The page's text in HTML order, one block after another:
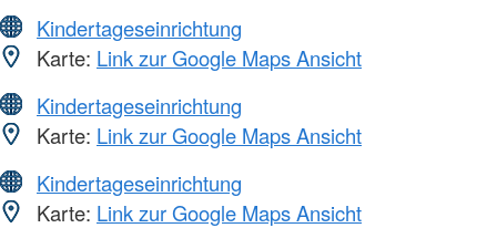
Kindertageseinrichtung
Karte: Link zur Google Maps Ansicht
Kindertageseinrichtung
Karte: Link zur Google Maps Ansicht
Kindertageseinrichtung
Karte: Link zur Google Maps Ansicht